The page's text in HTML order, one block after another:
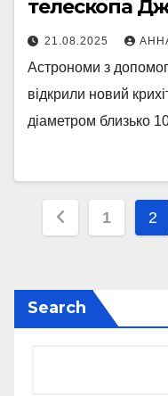
телескопа
21.08.2025
Астрономи з
відкрили новий
діаметром близько
Posts
1 2
Search